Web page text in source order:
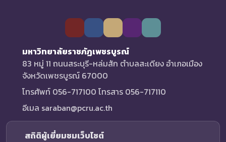
มหาวิทยาลัยราชภัฏเพชรบูรณ์
83 หมู่ 11 ถนนสระบุรี-หล่มสัก ตำบลสะเดียง อำเภอเมือง
จังหวัดเพชรบูรณ์ 67000
โทรศัพท์ 056-717100 โทรสาร 056-717110
อีเมล saraban@pcru.ac.th
สถิติผู้เยี่ยมชมเว็บไซต์